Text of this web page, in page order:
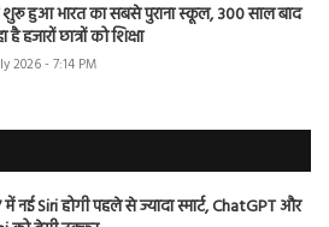
शुरू हुआ भारत का सबसे पुराना स्कूल, 300 साल बाद
है हजारों छात्रों को शिक्षा
2026 - 7:14 PM
नई Siri होगी पहले से ज्यादा स्मार्ट, ChatGPT और